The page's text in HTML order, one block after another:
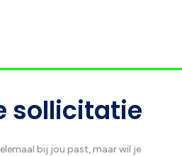
sollicitatie
bij jou past, maar wil je